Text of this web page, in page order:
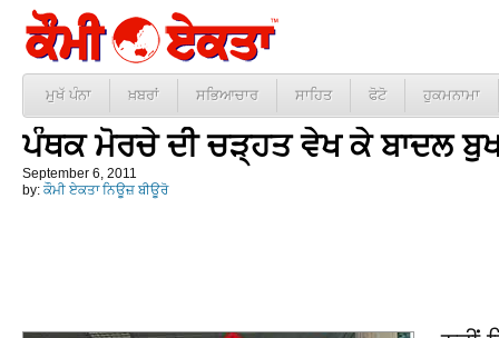
ਮੁਖੱ ਪੰਨਾ ਖ਼ਬਰਾਂ ਸਭਿਆਚਾਰ ਸਾਹਿਤ ਫੋਟੋ ਹੁਕਮਨਾਮਾ
ਪੰਥਕ ਮੋਰਚੇ ਦੀ ਚੜ੍ਹਤ ਵੇਖ ਕੇ ਬਾਦਲ
September 6, 2011
by: ਕੌਮੀ ਏਕਤਾ ਨਿਊਜ਼ ਬੀਊਰੋ